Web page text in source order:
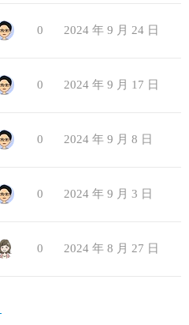
0 2024 年 9 月 24 日
0 2024 年 9 月 17 日
0 2024 年 9 月 8 日
0 2024 年 9 月 3 日
0 2024 年 8 月 27 日